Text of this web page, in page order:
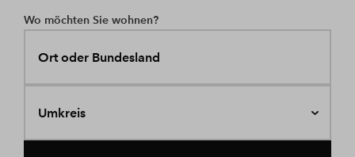
Wo möchten Sie wohnen?
Ort oder Bundesland
Umkreis